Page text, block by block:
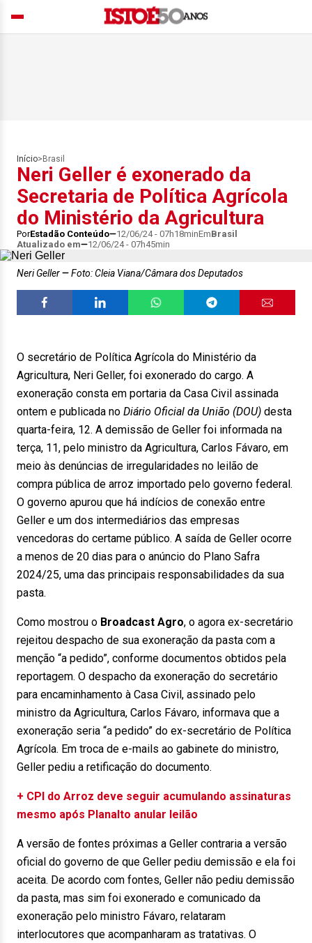
Início> Brasil
Neri Geller é exonerado da
Secretaria de Política Agrícola
do Ministério da Agricultura
PorEstadão Conteúdo 12/06/24 - 07h18minEmBrasil
Atualizado em
12/06/24 - 07h45min
Neri Geller Foto: Cleia Viana/Câmara dos Deputados
O secretário de Política Agrícola do Ministério da
Agricultura, Neri Geller, foi exonerado do cargo. A
exoneração consta em portaria da Casa Civil assinada
ontem e publicada no Diário Oficial da União (DOU) desta
quarta-feira, 12. A demissão de Geller foi informada na
terça, 11, pelo ministro da Agricultura, Carlos Fávaro, em
meio às denúncias de irregularidades no leilão de
compra pública de arroz importado pelo governo federal.
O governo apurou que há indícios de conexão entre
Geller e um dos intermediários das empresas
vencedoras do certame público. A saída de Geller ocorre
a menos de 20 dias para o anúncio do Plano Safra
2024/25, uma das principais responsabilidades da sua
pasta.
Como mostrou o Broadcast Agro, o agora ex-secretário
rejeitou despacho de sua exoneração da pasta com a
menção “a pedido”, conforme documentos obtidos pela
reportagem. O despacho da exoneração do secretário
para encaminhamento à Casa Civil, assinado pelo
ministro da Agricultura, Carlos Fávaro, informava que a
exoneração seria “a pedido” do ex-secretário de Política
Agrícola. Em troca de e-mails ao gabinete do ministro,
Geller pediu a retificação do documento.
+ CPI do Arroz deve seguir acumulando assinaturas
mesmo após Planalto anular leilão
A versão de fontes próximas a Geller contraria a versão
oficial do governo de que Geller pediu demissão e ela foi
aceita. De acordo com fontes, Geller não pediu demissão
da pasta, mas sim foi exonerado e comunicado da
exoneração pelo ministro Fávaro, relataram
interlocutores que acompanharam as tratativas. O